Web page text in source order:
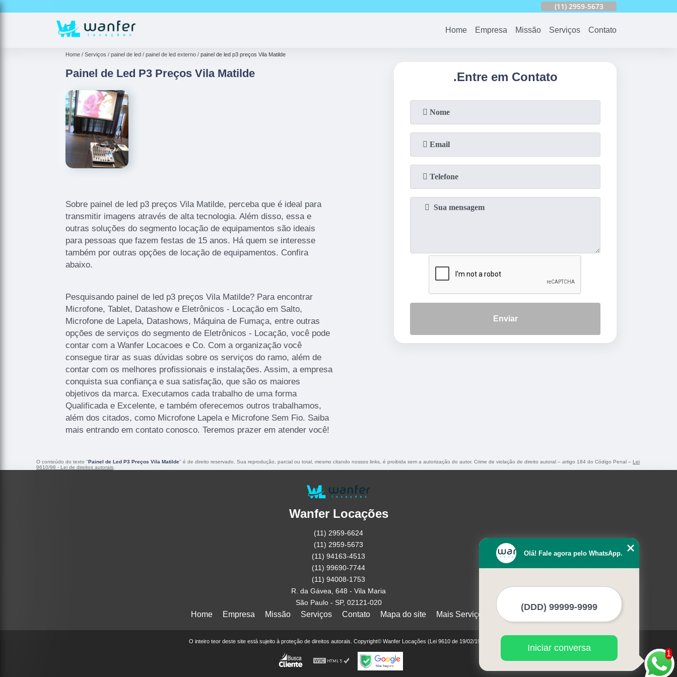
(11) 2959-5673
Home Empresa Missão Serviços Contato
Home Serviços painel de led painel de led externo painel de led p3 preços Vila Matilde
Painel de Led P3 Preços Vila Matilde
Sobre painel de led p3 preços Vila Matilde, perceba que é ideal para
transmitir imagens através de alta tecnologia. Além disso, essa e
outras soluções do segmento locação de equipamentos são ideais
para pessoas que fazem festas de 15 anos. Há quem se interesse
também por outras opções de locação de equipamentos. Confira
abaixo.
Pesquisando painel de led p3 preços Vila Matilde? Para encontrar
Microfone, Tablet, Datashow e Eletrônicos - Locação em Salto,
Microfone de Lapela, Datashows, Máquina de Fumaça, entre outras
opções de serviços do segmento de Eletrônicos - Locação, você pode
contar com a Wanfer Locacoes e Co. Com a organização você
consegue tirar as suas dúvidas sobre os serviços do ramo, além de
contar com os melhores profissionais e instalações. Assim, a empresa
conquista sua confiança e sua satisfação, que são os maiores
objetivos da marca. Executamos cada trabalho de uma forma
Qualificada e Excelente, e também oferecemos outros trabalhamos,
além dos citados, como Microfone Lapela e Microfone Sem Fio. Saiba
mais entrando em contato conosco. Teremos prazer em atender você!
.Entre em Contato
Enviar
O conteúdo do texto "Painel de Led P3 Preços Vila Matilde" é de direito reservado. Sua reprodução, parcial ou total, mesmo citando nossos links, é proibida sem a autorização do autor. Crime de violação de direito autoral – artigo 184 do Código Penal – Lei
9610/98 - Lei de direitos autorais
Wanfer Locações
(11) 2959-6624
(11) 2959-5673
(11) 94163-4513
(11) 99690-7744
(11) 94008-1753
R. da Gávea, 648 - Vila Maria
São Paulo - SP, 02121-020
Home Empresa Missão Serviços Contato Mapa do site Mais Serviços
O inteiro teor deste site está sujeito à proteção de direitos autorais. Copyright© Wanfer Locações (Lei 9610 de 19/02/1998)
1
Olá! Fale agora pelo WhatsApp.
Iniciar conversa